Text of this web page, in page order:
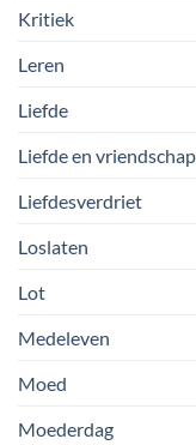
Kritiek
Leren
Liefde
Liefde en vriendschap
Liefdesverdriet
Loslaten
Lot
Medeleven
Moed
Moederdag